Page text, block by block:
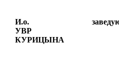
И.о.
УВР
КУРИЦЫНА